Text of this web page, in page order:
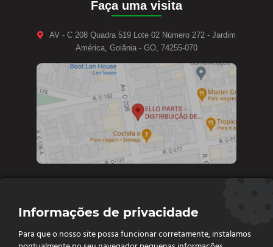
Faça uma visita
AV - C 208 Quadra 519 Lote 02 Número 272 - Jardim
América, Goiânia - GO, 74255-070
Diretoria e vendas: (62) 9 9693-4273
Vendas e Financeiro: (62) 98261 - 0055
Informações de privacidade
Para que o nosso site possa funcionar corretamente, instalamos